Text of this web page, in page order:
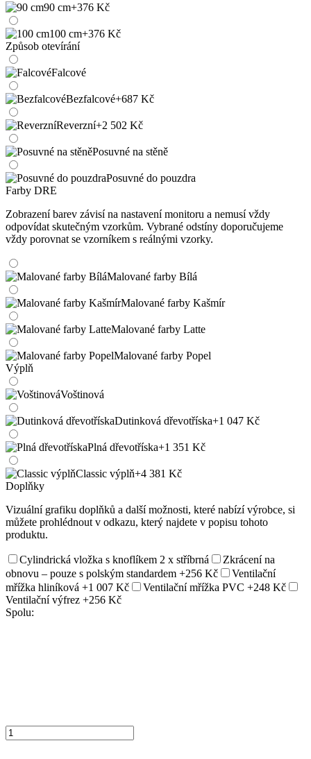
90 cm+376 Kč
100 cm+376 Kč
Způsob otevírání
Falcové
Bezfalcové+687 Kč
Reverzní+2 502 Kč
Posuvné na stěně
Posuvné do pouzdra
Farby DRE
Zobrazení barev závisí na nastavení monitoru a nemusí vždy
odpovídat skutečným vzorkům. Vybrané odstíny doporučujeme
vždy porovnat se vzorníkem s reálnými vzorky.
Malované farby Bílá
Malované farby Kašmír
Malované farby Latte
Malované farby Popel
Výplň
Voštinová
Dutinková dřevotříska+1 047 Kč
Plná dřevotříska+1 351 Kč
Classic výplň+4 381 Kč
Doplňky
Vizuální grafiku doplňků a další možnosti, které nabízí výrobce, si
můžete prohlédnout v odkazu, který najdete v popisu tohoto
produktu.
Cylindrická vložka s knoflíkem 2 x stříbrná
Zkrácení na
obnovu – pouze s polským standardem +256 Kč
Ventilační
mřížka hliníková +1 007 Kč Ventilační mřížka PVC +248 Kč
Ventilační výfrez +256 Kč
Spolu: